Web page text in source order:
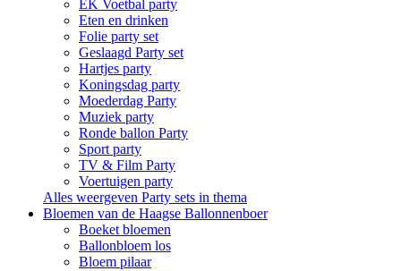
EK Voetbal party
Eten en drinken
Folie party set
Geslaagd Party set
Hartjes party
Koningsdag party
Moederdag Party
Muziek party
Ronde ballon Party
Sport party
TV & Film Party
Voertuigen party
Alles weergeven Party sets in thema
Bloemen van de Haagse Ballonnenboer
Boeket bloemen
Ballonbloem los
Bloem pilaar